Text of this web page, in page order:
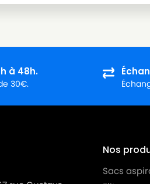
AKA FORMAT2010
à 48h.
30€.
Nos
Sacs